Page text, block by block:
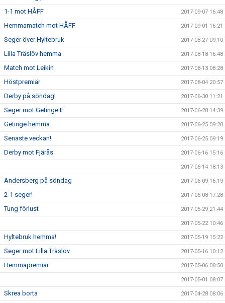
1-1 mot HÅFF 2017-09-07 16:48
Hemmamatch mot HÅFF 2017-09-01 16:21
Seger över Hyltebruk 2017-08-27 09:10
Lilla Träslöv hemma 2017-08-18 16:48
Match mot Leikin 2017-08-13 08:28
Höstpremiär 2017-08-04 20:57
Derby på söndag! 2017-06-30 11:21
Seger mot Getinge IF 2017-06-28 14:39
Getinge hemma 2017-06-25 09:20
Senaste veckan! 2017-06-25 09:19
Derby mot Fjärås 2017-06-16 15:16
2017-06-14 18:13
Andersberg på söndag 2017-06-09 16:19
2-1 seger! 2017-06-08 17:28
Tung förlust 2017-05-29 21:44
2017-05-22 10:46
Hyltebruk hemma! 2017-05-19 15:22
Seger mot Lilla Träslöv 2017-05-16 10:12
Hemmapremiär 2017-05-06 08:50
2017-05-01 08:07
Skrea borta 2017-04-28 08:06